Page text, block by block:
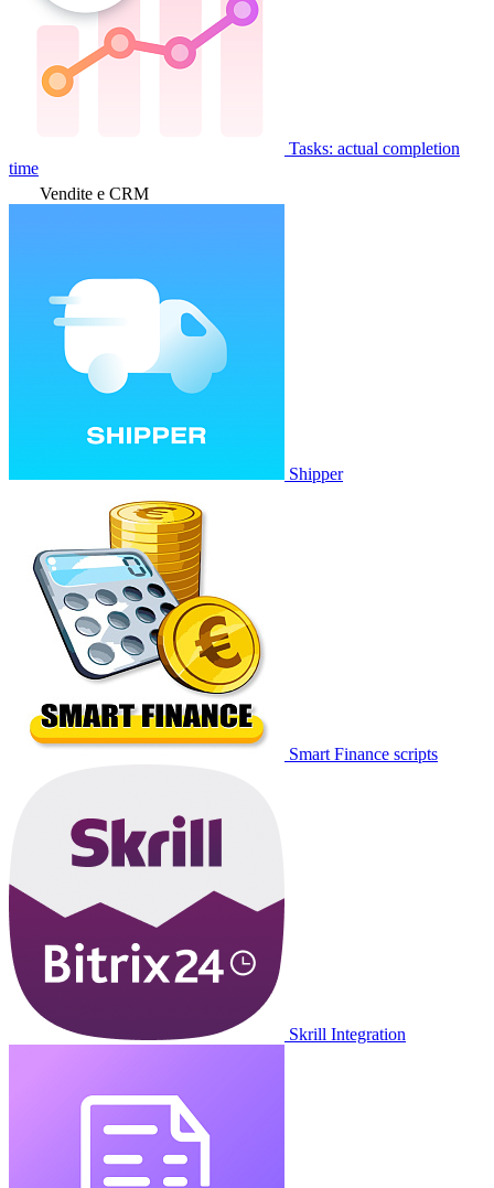
Tasks: actual completion
time
Vendite e CRM
Shipper
Smart Finance scripts
Skrill Integration